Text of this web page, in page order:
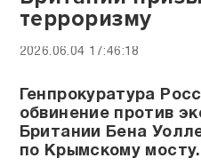
терроризму
2026.06.04 17:46:18
Генпрокуратура
обвинение против
Британии Бена
по Крымскому мосту.